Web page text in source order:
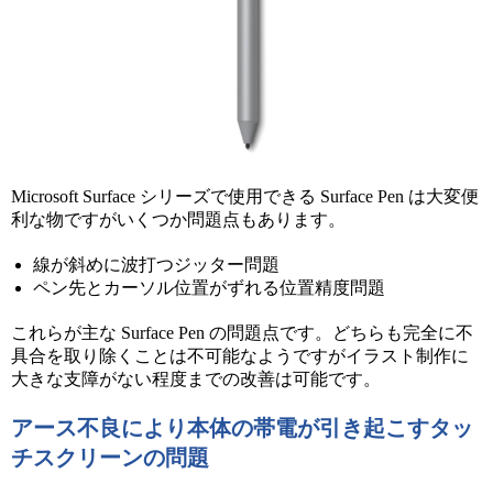
Microsoft Surface シリーズで使用できる Surface Pen は大変便
利な物ですがいくつか問題点もあります。
線が斜めに波打つジッター問題
ペン先とカーソル位置がずれる位置精度問題
これらが主な Surface Pen の問題点です。どちらも完全に不
具合を取り除くことは不可能なようですがイラスト制作に
大きな支障がない程度までの改善は可能です。
アース不良により本体の帯電が引き起こすタッ
チスクリーンの問題